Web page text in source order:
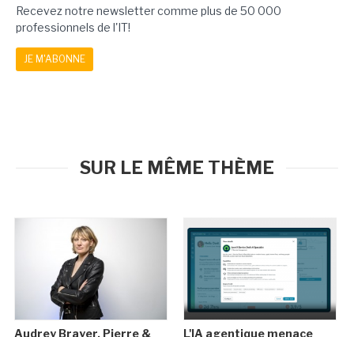
Recevez notre newsletter comme plus de 50 000
professionnels de l'IT!
JE M'ABONNE
SUR LE MÊME THÈME
Audrey Brayer, Pierre &
L'IA agentique menace